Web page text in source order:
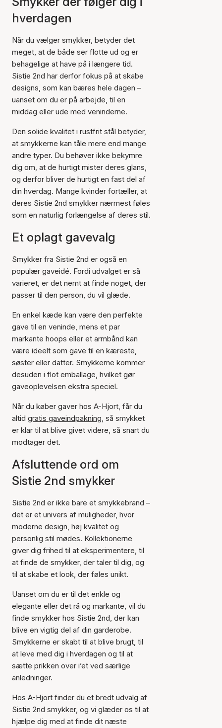
hverdagen
Når du vælger smykker, betyder det
meget, at de både ser flotte ud og er
behagelige at have på i længere tid.
Sistie 2nd har derfor fokus på at skabe
designs, som kan bæres hele dagen –
uanset om du er på arbejde, til en
middag eller ude med veninderne.
Den solide kvalitet i rustfrit stål betyder,
at smykkerne kan tåle mere end mange
andre typer. Du behøver ikke bekymre
dig om, at de hurtigt mister deres glans,
og derfor bliver de hurtigt en fast del af
din hverdag. Mange kvinder fortæller, at
deres Sistie 2nd smykker nærmest føles
som en naturlig forlængelse af deres stil.
Et oplagt gavevalg
Smykker fra Sistie 2nd er også en
populær gaveidé. Fordi udvalget er så
varieret, er det nemt at finde noget, der
passer til den person, du vil glæde.
En enkel kæde kan være den perfekte
gave til en veninde, mens et par
markante hoops eller et armbånd kan
være ideelt som gave til en kæreste,
søster eller datter. Smykkerne kommer
desuden i flot emballage, hvilket gør
gaveoplevelsen ekstra speciel.
Når du køber gaver hos A-Hjort, får du
altid gratis gaveindpakning, så smykket
er klar til at blive givet videre, så snart du
modtager det.
Afsluttende ord om
Sistie 2nd smykker
Sistie 2nd er ikke bare et smykkebrand –
det er et univers af muligheder, hvor
moderne design, høj kvalitet og
personlig stil mødes. Kollektionerne
giver dig frihed til at eksperimentere, til
at finde de smykker, der taler til dig, og
til at skabe et look, der føles unikt.
Uanset om du er til det enkle og
elegante eller det rå og markante, vil du
finde smykker hos Sistie 2nd, der kan
blive en vigtig del af din garderobe.
Smykkerne er skabt til at blive brugt, til
at leve med dig i hverdagen og til at
sætte prikken over i’et ved særlige
anledninger.
Hos A-Hjort finder du et bredt udvalg af
Sistie 2nd smykker, og vi glæder os til at
hjælpe dig med at finde dit næste